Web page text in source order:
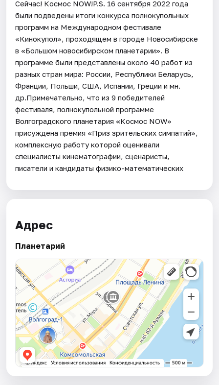
Сейчас! Космос NOW!P.S. 16 сентября 2022 года
были подведены итоги конкурса полнокупольных
программ на Международном фестивале
«Кинокупол», проходящем в городе Новосибирске
в «Большом новосибирском планетарии». В
программе были представлены около 40 работ из
разных стран мира: России, Республики Беларусь,
Франции, Польши, США, Испании, Греции и мн.
др.Примечательно, что из 9 победителей
фестиваля, полнокупольной программе
Волгоградского планетария «Космос NOW»
присуждена премия «Приз зрительских симпатий»,
комплексную работу которой оценивали
специалисты кинематографии, сценаристы,
писатели и кандидаты физико-математических
Адрес
Планетарий